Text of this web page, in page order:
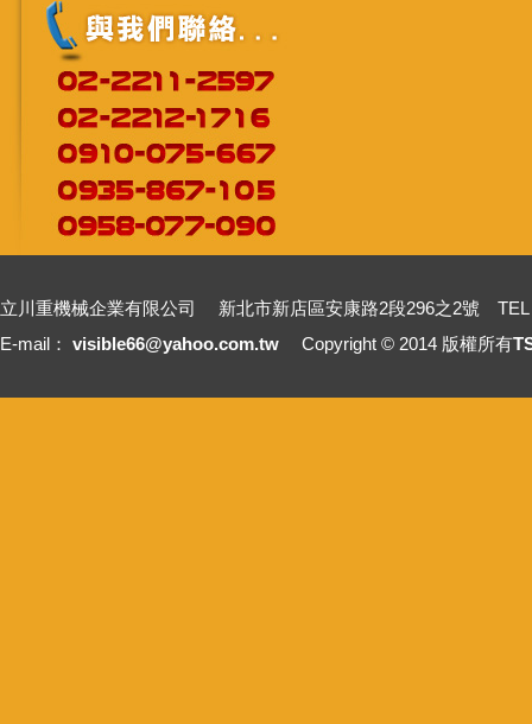
立川重機械企業有限公司 新北市新店區安康路2段296之2號 TEL
E-mail： visible66@yahoo.com.tw Copyright © 2014 版權所有